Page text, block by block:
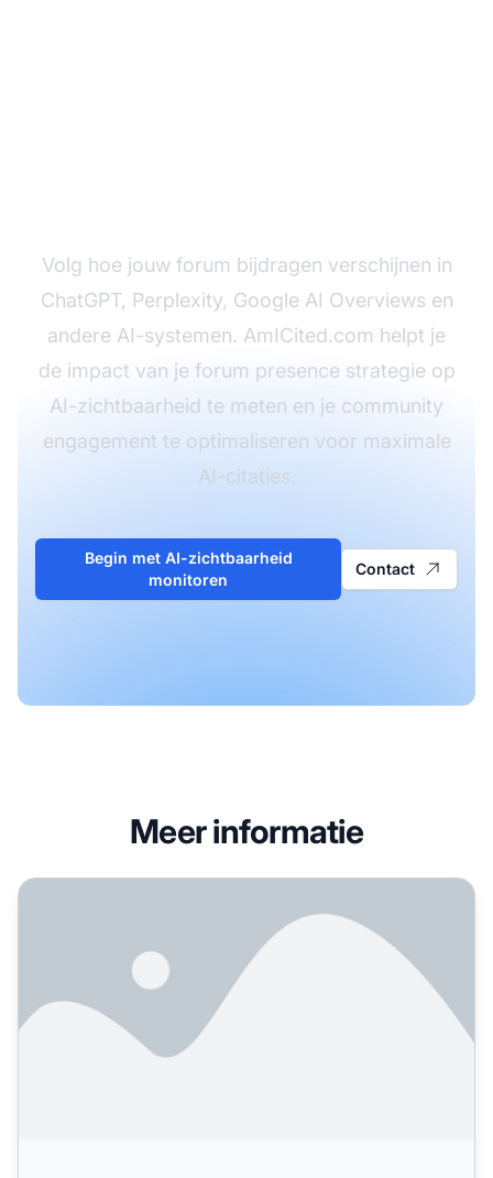
Volg hoe jouw forum bijdragen verschijnen in
ChatGPT, Perplexity, Google AI Overviews en
andere AI-systemen. AmICited.com helpt je
de impact van je forum presence strategie op
AI-zichtbaarheid te meten en je community
engagement te optimaliseren voor maximale
AI-citaties.
Begin met AI-zichtbaarheid
monitoren
Contact
Meer informatie
Moet je vragen beantwoorden op forums voor AI-